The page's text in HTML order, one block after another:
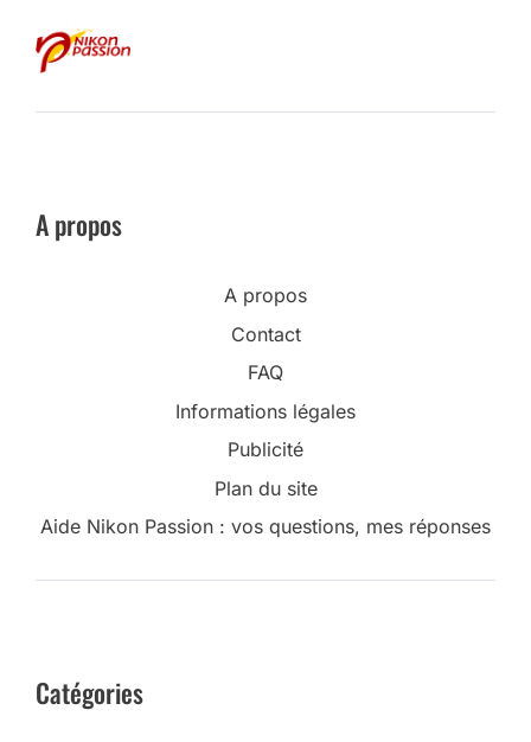
A propos
A propos
Contact
FAQ
Informations légales
Publicité
Plan du site
Aide Nikon Passion : vos questions, mes réponses
Catégories